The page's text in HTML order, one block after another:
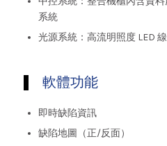
系統
光源系統：高流明照度 LED
軟體功能
即時缺陷資訊
缺陷地圖（正/反面）